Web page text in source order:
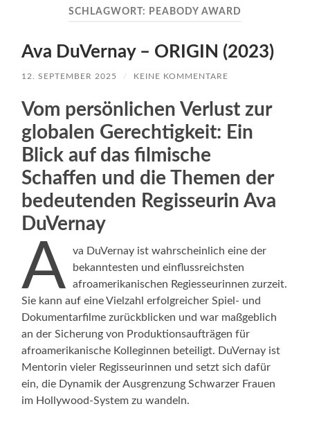
SCHLAGWORT: PEABODY AWARD
Ava DuVernay – ORIGIN (2023)
12. SEPTEMBER 2025 / KEINE KOMMENTARE
Vom persönlichen Verlust zur
globalen Gerechtigkeit: Ein
Blick auf das filmische
Schaffen und die Themen der
bedeutenden Regisseurin Ava
DuVernay
A
va DuVernay ist wahrscheinlich eine der
bekanntesten und einflussreichsten
afroamerikanischen Regiesseurinnen zurzeit.
Sie kann auf eine Vielzahl erfolgreicher Spiel- und
Dokumentarfilme zurückblicken und war maßgeblich
an der Sicherung von Produktionsaufträgen für
afroamerikanische Kolleginnen beteiligt. DuVernay ist
Mentorin vieler Regisseurinnen und setzt sich dafür
ein, die Dynamik der Ausgrenzung Schwarzer Frauen
im Hollywood-System zu wandeln.